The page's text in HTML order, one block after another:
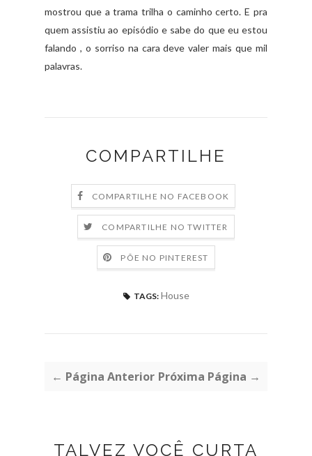
mostrou que a trama trilha o caminho certo. E pra
quem assistiu ao episódio e sabe do que eu estou
falando , o sorriso na cara deve valer mais que mil
palavras.
COMPARTILHE
COMPARTILHE NO FACEBOOK
COMPARTILHE NO TWITTER
PÕE NO PINTEREST
TAGS: House
← Página Anterior Próxima Página →
TALVEZ VOCÊ CURTA